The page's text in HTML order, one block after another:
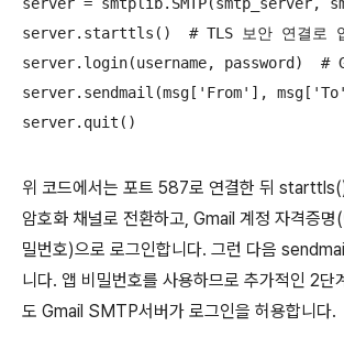
server = smtplib.SMTP(smtp_server,
server.starttls()  # TLS 보안 연결로 업
server.login(username, password)  #
server.sendmail(msg['From'],
위 코드에서는 포트 587로 연결한 뒤
암호화 채널로 전환하고, Gmail 계정 자격증명(
밀번호)으로 로그인합니다. 그런 다음
니다. 앱 비밀번호를 사용하므로 추가적인 2단
도 Gmail SMTP서버가 로그인을 허용합니다.